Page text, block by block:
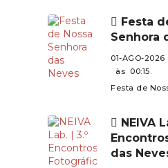
com a presença de
encontro especial!
Festa
Senhora
01-AGO-
às 00:15.
Festa de
NEIVA
das